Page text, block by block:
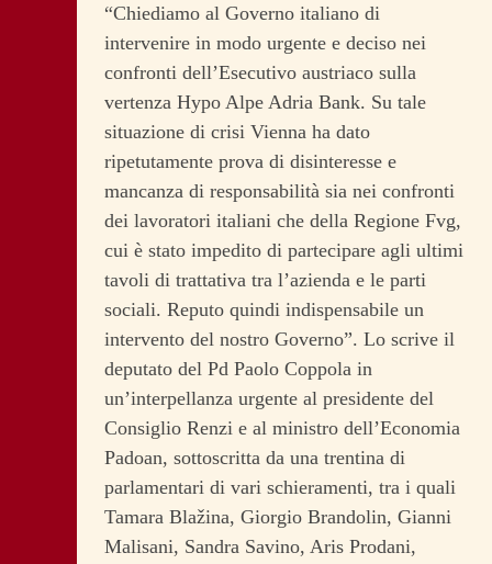
“Chiediamo al Governo italiano di
intervenire in modo urgente e deciso nei
confronti dell’Esecutivo austriaco sulla
vertenza Hypo Alpe Adria Bank. Su tale
situazione di crisi Vienna ha dato
ripetutamente prova di disinteresse e
mancanza di responsabilità sia nei confronti
dei lavoratori italiani che della Regione Fvg,
cui è stato impedito di partecipare agli ultimi
tavoli di trattativa tra l’azienda e le parti
sociali. Reputo quindi indispensabile un
intervento del nostro Governo”. Lo scrive il
deputato del Pd Paolo Coppola in
un’interpellanza urgente al presidente del
Consiglio Renzi e al ministro dell’Economia
Padoan, sottoscritta da una trentina di
parlamentari di vari schieramenti, tra i quali
Tamara Blažina, Giorgio Brandolin, Gianni
Malisani, Sandra Savino, Aris Prodani,